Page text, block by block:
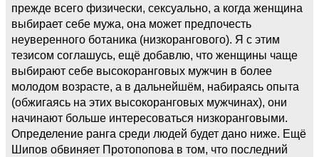
прежде всего физически, сексуально, а когда женщина
выбирает себе мужа, она может предпочесть
неуверенного ботаника (низкорангового). Я с этим
тезисом соглашусь, ещё добавлю, что женщины чаще
выбирают себе высокоранговых мужчин в более
молодом возрасте, а в дальнейшём, набираясь опыта
(обжигаясь на этих высокоранговых мужчинах), они
начинают больше интересоваться низкоранговыми.
Определение ранга среди людей будет дано ниже. Ещё
Шипов обвиняет Протопопова в том, что последний